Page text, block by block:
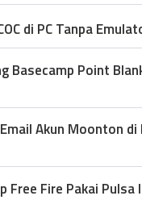
di PC Tanpa
Basecamp Point
Akun Moonton di
Free Fire Pakai